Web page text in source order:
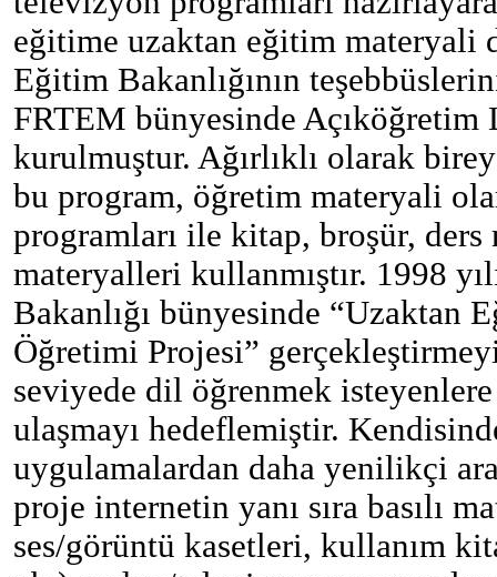
eğitime uzaktan eğitim materyali
Eğitim Bakanlığının
FRTEM bünyesinde
kurulmuştur. Ağırlıklı olarak
bu program, öğretim materyali
programları ile kitap, broşür, ders
materyalleri kullanmıştır. 1998
Bakanlığı bünyesinde “Uzaktan
Öğretimi Projesi”
seviyede dil öğrenmek
ulaşmayı hedeflemiştir.
uygulamalardan daha yenilikçi
proje internetin yanı sıra basılı
ses/görüntü kasetleri, kullanım